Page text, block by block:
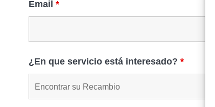
Email *
¿En que servicio está interesado? *